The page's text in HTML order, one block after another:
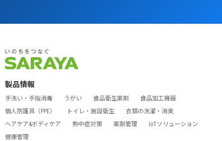
製品情報
手洗い・手指消毒 うがい 食品衛生薬剤
食品加工機器
個人防護具（PPE）
トイレ・施設衛生
衣類の洗濯・消臭
ヘアケア&ボディケア
熱中症対策 薬剤管理
IoTソリューション
健康管理